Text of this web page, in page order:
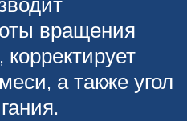
вращения
корректирует
а также угол